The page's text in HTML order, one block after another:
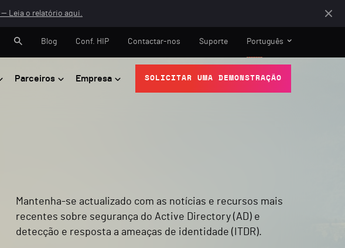
— Leia o relatório aqui.
Parceiros Empresa SOLICITAR UMA DEMONSTRAÇÃO
Blog Conf. HIP Contactar-nos Suporte Português
Mantenha-se actualizado com as notícias e recursos mais
recentes sobre segurança do Active Directory (AD) e
detecção e resposta a ameaças de identidade (ITDR).